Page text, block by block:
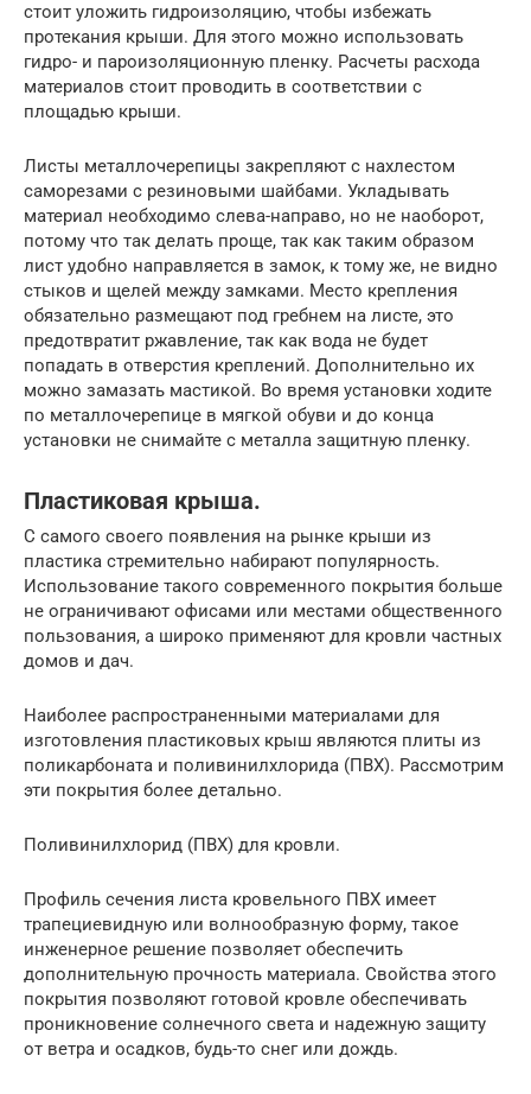
стоит уложить гидроизоляцию, чтобы избежать
протекания крыши. Для этого можно использовать
гидро- и пароизоляционную пленку. Расчеты расхода
материалов стоит проводить в соответствии с
площадью крыши.
Листы металлочерепицы закрепляют с нахлестом
саморезами с резиновыми шайбами. Укладывать
материал необходимо слева-направо, но не наоборот,
потому что так делать проще, так как таким образом
лист удобно направляется в замок, к тому же, не видно
стыков и щелей между замками. Место крепления
обязательно размещают под гребнем на листе, это
предотвратит ржавление, так как вода не будет
попадать в отверстия креплений. Дополнительно их
можно замазать мастикой. Во время установки ходите
по металлочерепице в мягкой обуви и до конца
установки не снимайте с металла защитную пленку.
Пластиковая крыша.
С самого своего появления на рынке крыши из
пластика стремительно набирают популярность.
Использование такого современного покрытия больше
не ограничивают офисами или местами общественного
пользования, а широко применяют для кровли частных
домов и дач.
Наиболее распространенными материалами для
изготовления пластиковых крыш являются плиты из
поликарбоната и поливинилхлорида (ПВХ). Рассмотрим
эти покрытия более детально.
Поливинилхлорид (ПВХ) для кровли.
Профиль сечения листа кровельного ПВХ имеет
трапециевидную или волнообразную форму, такое
инженерное решение позволяет обеспечить
дополнительную прочность материала. Свойства этого
покрытия позволяют готовой кровле обеспечивать
проникновение солнечного света и надежную защиту
от ветра и осадков, будь-то снег или дождь.